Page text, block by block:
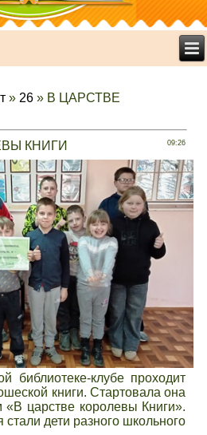
» 26 » В ЦАРСТВЕ
09:26
КНИГИ
библиотеке-клубе проходит
книги. Стартовала она
«В царстве королевы Книги».
дети разного школьного